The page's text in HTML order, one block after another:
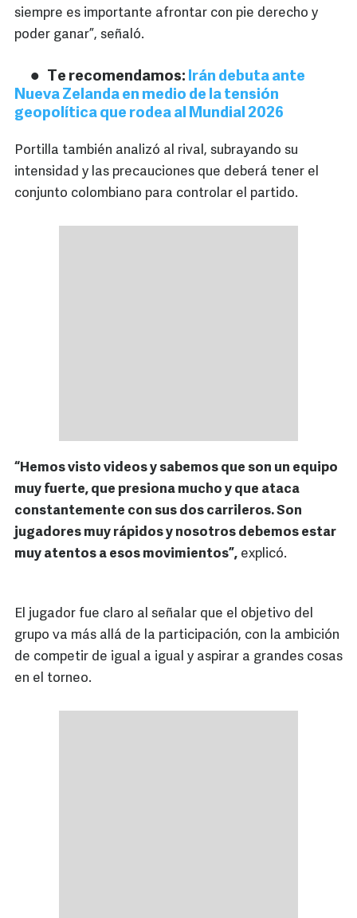
siempre es importante afrontar con pie derecho y
poder ganar”, señaló.
Te recomendamos: Irán debuta ante
Nueva Zelanda en medio de la tensión
geopolítica que rodea al Mundial 2026
Portilla también analizó al rival, subrayando su
intensidad y las precauciones que deberá tener el
conjunto colombiano para controlar el partido.
“Hemos visto videos y sabemos que son un equipo
muy fuerte, que presiona mucho y que ataca
constantemente con sus dos carrileros. Son
jugadores muy rápidos y nosotros debemos estar
muy atentos a esos movimientos”, explicó.
El jugador fue claro al señalar que el objetivo del
grupo va más allá de la participación, con la ambición
de competir de igual a igual y aspirar a grandes cosas
en el torneo.